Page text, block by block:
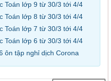
Toán lớp 9 từ 30/3 tới 4/4
Toán lớp 8 từ 30/3 tới 4/4
Toán lớp 7 từ 30/3 tới 4/4
Toán lớp 6 từ 30/3 tới 4/4
ôn tập nghỉ dịch Corona